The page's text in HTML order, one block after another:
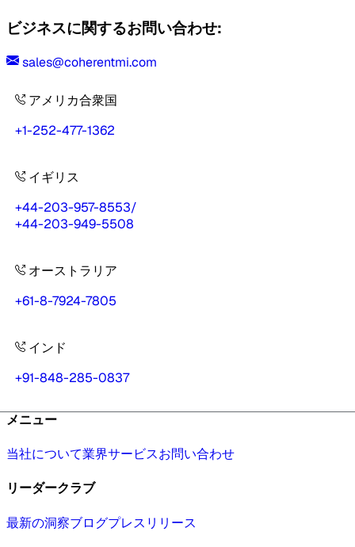
ビジネスに関するお問い合わせ:
sales@coherentmi.com
アメリカ合衆国
+1-252-477-1362
イギリス
+44-203-957-8553/
+44-203-949-5508
オーストラリア
+61-8-7924-7805
インド
+91-848-285-0837
メニュー
当社について業界サービスお問い合わせ
リーダークラブ
最新の洞察ブログプレスリリース